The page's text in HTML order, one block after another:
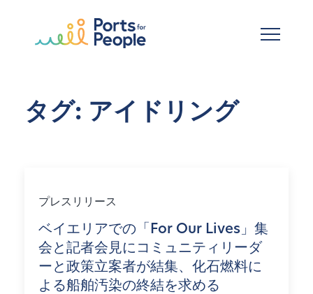
タグ: アイドリング
プレスリリース
ベイエリアでの「For Our Lives」集
会と記者会見にコミュニティリーダ
ーと政策立案者が結集、化石燃料に
よる船舶汚染の終結を求める